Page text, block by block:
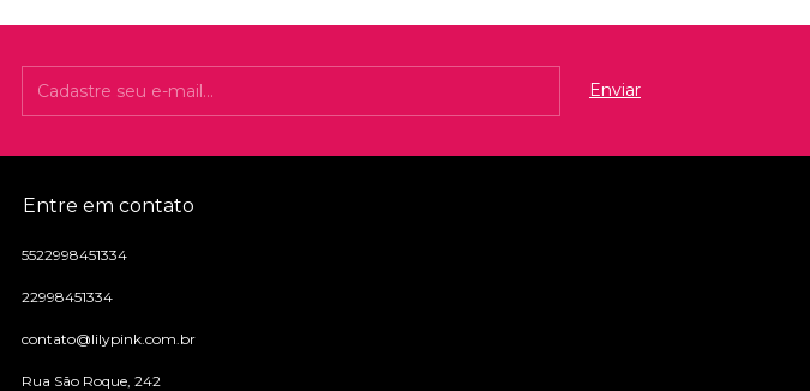
Entre em contato
5522998451334
22998451334
contato@lilypink.com.br
Rua São Roque, 242